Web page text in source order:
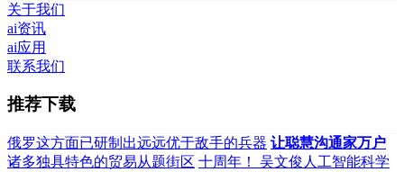
关于我们
ai资讯
ai应用
联系我们
推荐下载
俄罗这方面已研制出远远优于敌手的兵器 让聪慧沟通家万户
诸多独具特色的贸易从题街区 十周年！ 吴文俊人工智能科学